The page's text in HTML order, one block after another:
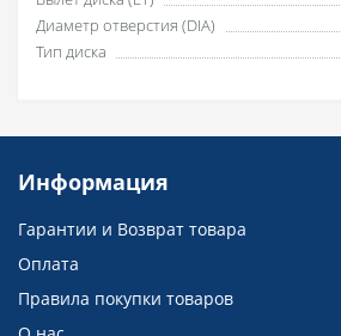
Диаметр отверстия (DIA)
Тип диска
Информация
Гарантии и Возврат товара
Оплата
Правила покупки товаров